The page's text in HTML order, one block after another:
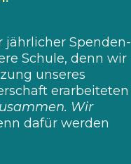
jährlicher Spenden-
Schule, denn wir
unseres
erarbeiteten
Wir
dafür werden